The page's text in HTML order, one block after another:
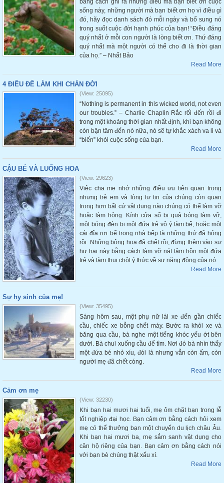
bằng cách ghi ra những điều mà bạn biết ơn cuộc
sống này, những người mà bạn biết ơn họ vì điều gì
đó, hãy đọc danh sách đó mỗi ngày và bổ sung nó
trong suốt cuộc đời hạnh phúc của bạn! “Điều đáng
quý nhất ở mỗi con người là lòng biết ơn. Thứ đáng
quý nhất mà một người có thể cho đi là thời gian
của họ.” – Nhất Bảo
Read More
4 ĐIỀU ĐỂ LÀM KHI CHÁN ĐỜI
(View: 25095)
“Nothing is permanent in this wicked world, not even
our troubles.” – Charlie Chaplin Rắc rối đến rồi đi
trong một khoảng thời gian nhất định, khi bạn không
còn bận tâm đến nó nữa, nó sẽ tự khắc xách va li và
“biến” khỏi cuộc sống của bạn.
Read More
CẬU BÉ VÀ LUỐNG HOA
(View: 29623)
Việc cha mẹ nhớ những điều ưu tiên quan trọng
nhưng trẻ em và lòng tự tin của chúng còn quan
trọng hơn bất cứ vật dụng nào chúng có thể làm vỡ
hoặc làm hỏng. Kính cửa sổ bị quả bóng làm vỡ,
một bóng đèn bị một đứa trẻ vô ý làm bể, hoặc một
cái đĩa rơi bể trong nhà bếp là những thứ đã hỏng
rồi. Những bông hoa đã chết rồi, đừng thêm vào sự
hư hại này bằng cách làm vỡ nát tâm hồn một đứa
trẻ và làm thui chột ý thức về sự năng động của nó.
Read More
Sự hy sinh của mẹ!
(View: 35495)
Sáng hôm sau, một phụ nữ lái xe đến gần chiếc
cầu, chiếc xe bỗng chết máy. Bước ra khỏi xe và
băng qua cầu, bà nghe một tiếng khóc yếu ớt bên
dưới. Bà chui xuống cầu để tìm. Nơi đó bà nhìn thấy
một đứa bé nhỏ xíu, đói lả nhưng vẫn còn ấm, còn
người mẹ đã chết cóng.
Read More
Cảm ơn mẹ
(View: 32230)
Khi bạn hai mươi hai tuổi, mẹ ôm chặt bạn trong lễ
tốt nghiệp đại học. Bạn cảm ơn bằng cách hỏi xem
mẹ có thể thưởng bạn một chuyến du lịch châu Âu.
Khi bạn hai mươi ba, mẹ sắm sanh vật dụng cho
căn hộ riêng của bạn. Bạn cảm ơn bằng cách nói
với bạn bè chúng thật xấu xí.
Read More